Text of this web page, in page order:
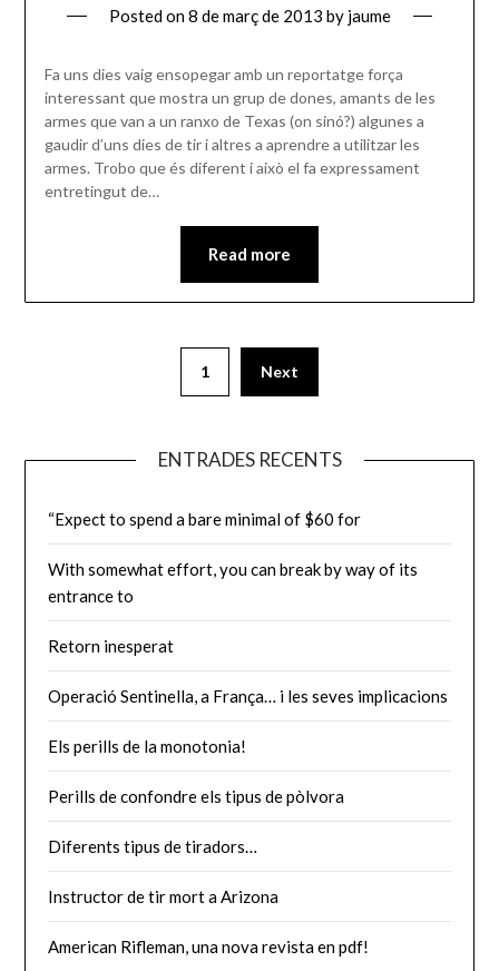
Posted on8 de març de 2013 by jaume
Fa uns dies vaig ensopegar amb un reportatge força
interessant que mostra un grup de dones, amants de les
armes que van a un ranxo de Texas (on sinó?) algunes a
gaudir d’uns dies de tir i altres a aprendre a utilitzar les
armes. Trobo que és diferent i això el fa expressament
entretingut de…
Read more
1 Next
ENTRADES RECENTS
“Expect to spend a bare minimal of $60 for
With somewhat effort, you can break by way of its
entrance to
Retorn inesperat
Operació Sentinella, a França… i les seves implicacions
Els perills de la monotonia!
Perills de confondre els tipus de pòlvora
Diferents tipus de tiradors…
Instructor de tir mort a Arizona
American Rifleman, una nova revista en pdf!